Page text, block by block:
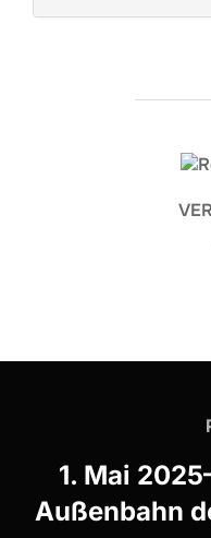
1. Mai
Außenbahn